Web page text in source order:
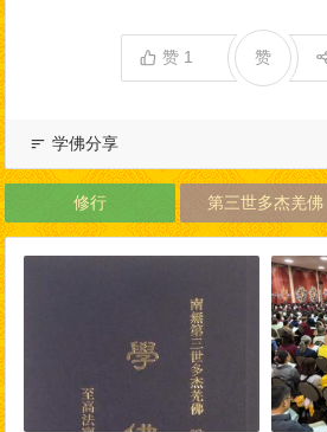
赞 1 赞
学佛分享
修行 第三世多杰羌佛